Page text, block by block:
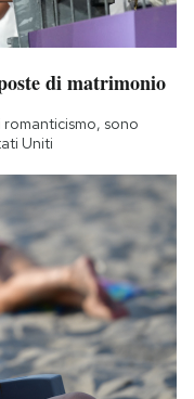
di matrimonio
sono
Uniti